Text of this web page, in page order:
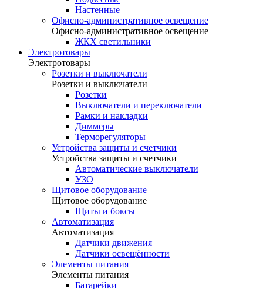
Настенные
Офисно-административное освещение
Офисно-административное освещение
ЖКХ светильники
Электротовары
Электротовары
Розетки и выключатели
Розетки и выключатели
Розетки
Выключатели и переключатели
Рамки и накладки
Диммеры
Терморегуляторы
Устройства защиты и счетчики
Устройства защиты и счетчики
Автоматические выключатели
УЗО
Щитовое оборудование
Щитовое оборудование
Щиты и боксы
Автоматизация
Автоматизация
Датчики движения
Датчики освещённости
Элементы питания
Элементы питания
Батарейки